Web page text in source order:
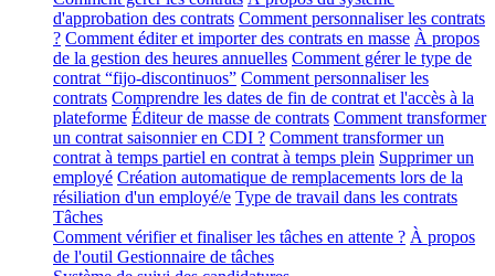
d'approbation des contrats Comment personnaliser les contrats
? Comment éditer et importer des contrats en masse À propos
de la gestion des heures annuelles Comment gérer le type de
contrat “fijo-discontinuos” Comment personnaliser les
contrats Comprendre les dates de fin de contrat et l'accès à la
plateforme Éditeur de masse de contrats Comment transformer
un contrat saisonnier en CDI ? Comment transformer un
contrat à temps partiel en contrat à temps plein Supprimer un
employé Création automatique de remplacements lors de la
résiliation d'un employé/e Type de travail dans les contrats
Tâches
Comment vérifier et finaliser les tâches en attente ? À propos
de l'outil Gestionnaire de tâches